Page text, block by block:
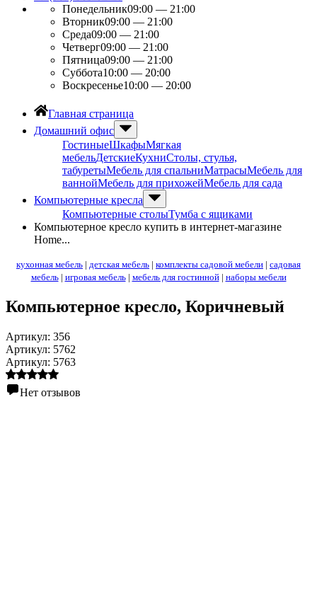
Понедельник09:00 — 21:00
Вторник09:00 — 21:00
Среда09:00 — 21:00
Четверг09:00 — 21:00
Пятница09:00 — 21:00
Суббота10:00 — 20:00
Воскресенье10:00 — 20:00
Главная страница
Домашний офис
ГостиныеШкафыМягкая
мебельДетскиеКухниСтолы, стулья,
табуретыМебель для спальниМатрасыМебель для
ваннойМебель для прихожейМебель для сада
Компьютерные кресла
Компьютерные столыТумба с ящиками
Компьютерное кресло купить в интернет-магазине
Home...
кухонная мебель | детская мебель | комплекты садовой мебели | садовая
мебель| игровая мебель| мебель для гостинной| наборы мебели
Компьютерное кресло, Коричневый
Артикул: 356
Артикул: 5762
Артикул: 5763
Нет отзывов